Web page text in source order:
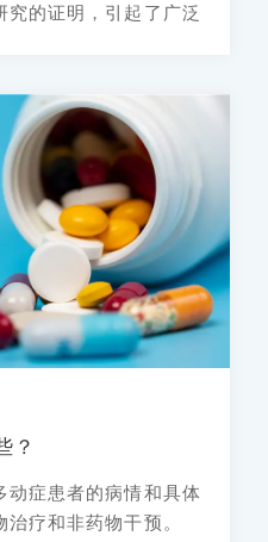
究的证明，引起了广泛
？
动症患者的病情和具体
疗和非药物干预。